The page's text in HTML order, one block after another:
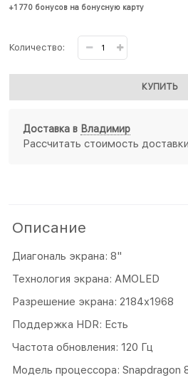
+1 770 бонусов на бонусную карту
Количество:
КУПИТЬ
Доставка в Владимир
Рассчитать стоимость доставки
Описание
Диагональ экрана: 8"
Технология экрана: AMOLED
Разрешение экрана: 2184x1968
Поддержка HDR: Есть
Частота обновления: 120 Гц
Модель процессора: Snapdragon